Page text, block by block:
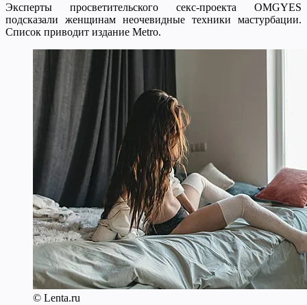
Эксперты просветительского секс-проекта OMGYES
подсказали женщинам неочевидные техники мастурбации.
Список приводит издание Metro.
© Lenta.ru